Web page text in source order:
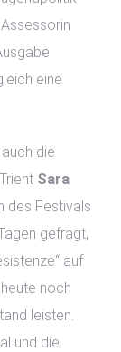
eine
die
Sara
des Festivals
gefragt,
auf
noch
leisten.
und die